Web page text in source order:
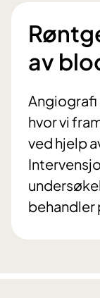
av
Angiografi
hvor vi
ved hjelp
behandler